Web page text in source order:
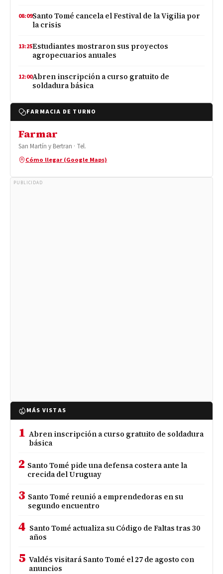
08:09Santo Tomé cancela el Festival de la Vigilia por
la crisis
13:25Estudiantes mostraron sus proyectos
agropecuarios anuales
12:00Abren inscripción a curso gratuito de
soldadura básica
FARMACIA DE TURNO
Farmar
San Martín y Bertran · Tel.
Cómo llegar (Google Maps)
PUBLICIDAD
MÁS VISTAS
1 Abren inscripción a curso gratuito de soldadura
básica
2 Santo Tomé pide una defensa costera ante la
crecida del Uruguay
3 Santo Tomé reunió a emprendedoras en su
segundo encuentro
4 Santo Tomé actualiza su Código de Faltas tras 30
años
5 Valdés visitará Santo Tomé el 27 de agosto con
anuncios